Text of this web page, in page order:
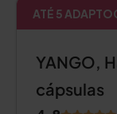
ATÉ 5
YANGO,
cápsulas